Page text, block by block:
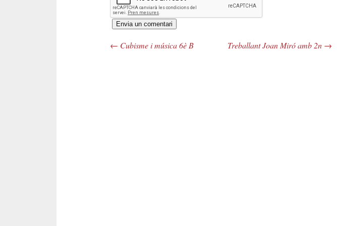
← Cubisme i música 6è B Treballant Joan Miró amb 2n →